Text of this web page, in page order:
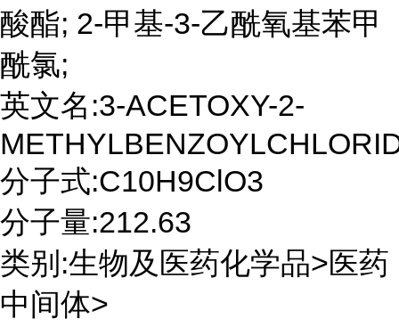
酸酯; 2-甲基-3-乙酰氧基苯甲
酰氯;
英文名:3-ACETOXY-2-
分子式:C10H9ClO3
分子量:212.63
类别:生物及医药化学品>医药
中间体>